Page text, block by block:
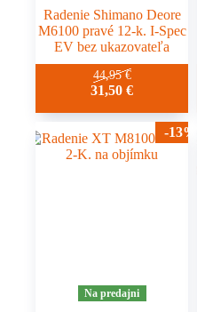
Radenie Shimano Deore
M6100 pravé 12-k. I-Spec
EV bez ukazovateľa
44,95€
31,50€
-13%
Na predajni